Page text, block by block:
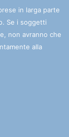
in larga parte
Se i soggetti
non avranno che
alla